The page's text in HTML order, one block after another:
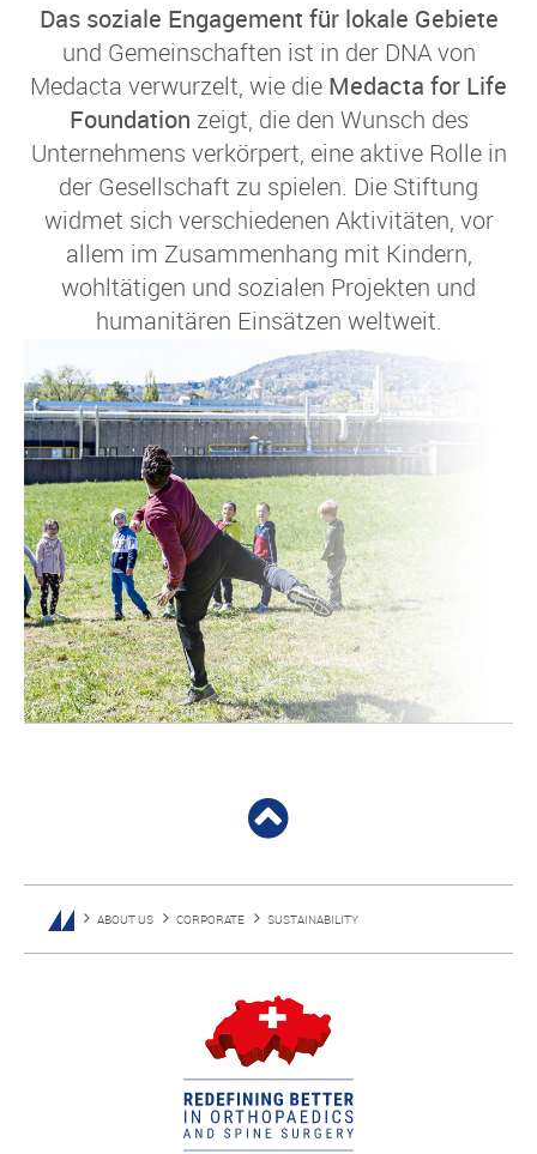
Das soziale Engagement für lokale Gebiete
und Gemeinschaften ist in der DNA von
Medacta verwurzelt, wie die Medacta for Life
Foundation zeigt, die den Wunsch des
Unternehmens verkörpert, eine aktive Rolle in
der Gesellschaft zu spielen. Die Stiftung
widmet sich verschiedenen Aktivitäten, vor
allem im Zusammenhang mit Kindern,
wohltätigen und sozialen Projekten und
humanitären Einsätzen weltweit.
ABOUT US CORPORATE SUSTAINABILITY